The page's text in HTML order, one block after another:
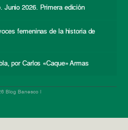
Junio 2026. Primera edición
femeninas de la historia de
por Carlos «Caque» Armas
Blog Banesco |